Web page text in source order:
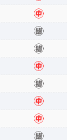
中
错
错
中
错
中
中
错